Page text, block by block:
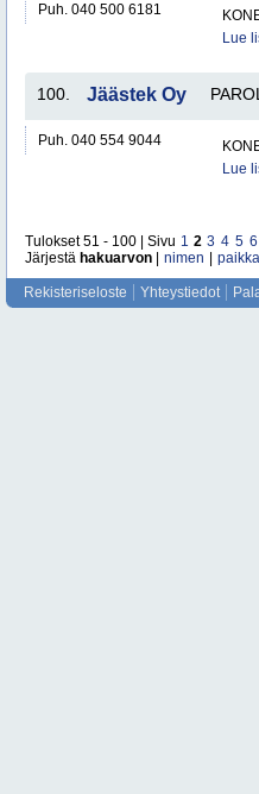
Puh. 040 500 6181
Lue
100. Jäästek Oy
Puh. 040 554 9044
Lue
Tulokset 51 - 100 | Sivu 1 2 3 4 5 6
Järjestä hakuarvon nimen
Rekisteriseloste Yhteystiedot